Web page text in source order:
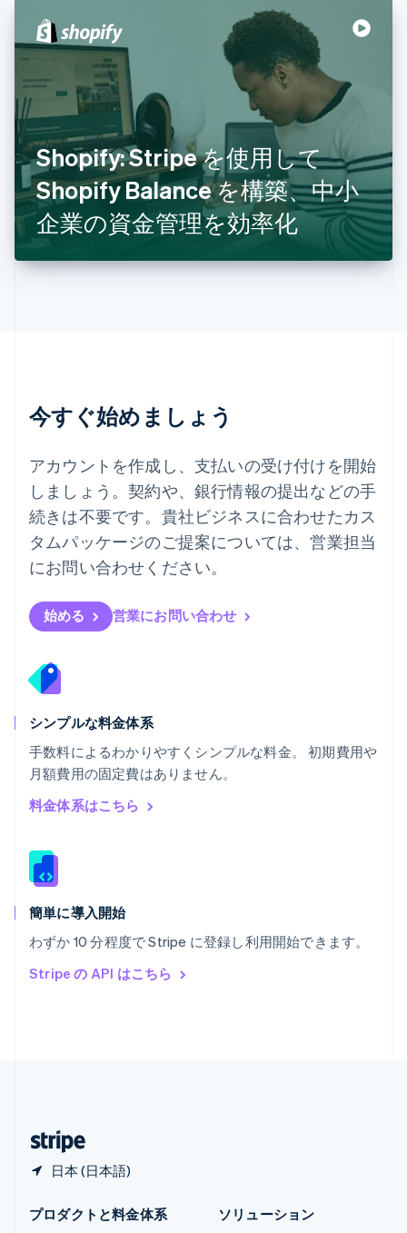
Shopify: Stripe を使用して
Shopify Balance を構築、中小
企業の資金管理を効率化
今すぐ始めましょう
アカウントを作成し、支払いの受け付けを開始
しましょう。契約や、銀行情報の提出などの手
続きは不要です。貴社ビジネスに合わせたカス
タムパッケージのご提案については、営業担当
にお問い合わせください。
始める 営業にお問い合わせ
シンプルな料金体系
手数料によるわかりやすくシンプルな料金。 初期費用や
月額費用の固定費はありません。
料金体系はこちら
簡単に導入開始
わずか 10 分程度で Stripe に登録し利用開始できます。
Stripe の API はこちら
日本 (日本語)
English 简体中文
スイス
Français
スウェーデン
SvenskaEnglish
スペイン
Español English
スロバキア
English
スロベニア
English Italiano
タイ
ไทย English
チェコ共和国
ノルウェー
English
English
フィンランド
English Svenska
ブラジル
PortuguêsEnglish
フランス
Français English
English
ベルギー
ポーランド
English
PortuguêsEnglish
English
マレーシア
English简体中文
メキシコ
ラトビア
リトアニア
English
DeutschEnglish
English
プロダクトと料金体系
ソリューション